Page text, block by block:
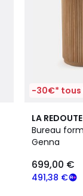
-30€* tous
LA
Bureau
Genna
491,38 €
699,00 €
4,4
/ 5
2
Couleurs